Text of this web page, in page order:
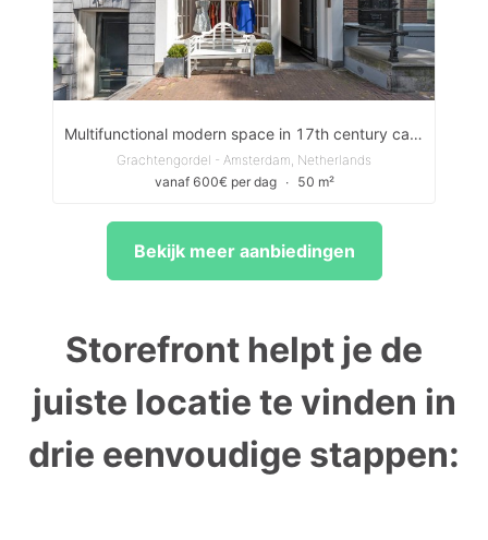
Multifunctional modern space in 17th century canal house on streetlevel with display windows
Grachtengordel - Amsterdam, Netherlands
vanaf 600€ per dag
∙ 50 m²
Bekijk meer aanbiedingen
Storefront helpt je de
juiste locatie te vinden in
drie eenvoudige stappen: